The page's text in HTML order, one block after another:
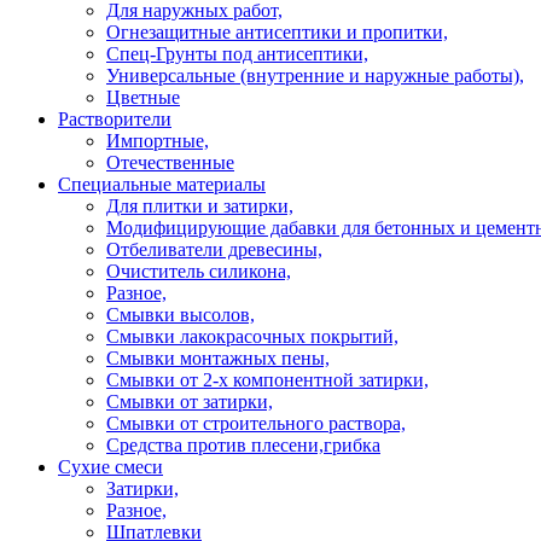
Для наружных работ,
Огнезащитные антисептики и пропитки,
Спец-Грунты под антисептики,
Универсальные (внутренние и наружные работы),
Цветные
Растворители
Импортные,
Отечественные
Специальные материалы
Для плитки и затирки,
Модифицирующие дабавки для бетонных и
Отбеливатели древесины,
Очиститель силикона,
Разное,
Смывки высолов,
Смывки лакокрасочных покрытий,
Смывки монтажных пены,
Смывки от 2-х компонентной затирки,
Смывки от затирки,
Смывки от строительного раствора,
Средства против плесени,грибка
Сухие смеси
Затирки,
Разное,
Шпатлевки